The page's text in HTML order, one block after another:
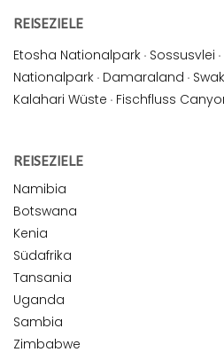
REISEZIELE
Etosha Nationalpark · Sossusvlei ·
Nationalpark · Damaraland ·
Kalahari Wüste · Fischfluss
REISEZIELE
Namibia
Botswana
Kenia
Südafrika
Tansania
Uganda
Sambia
Zimbabwe